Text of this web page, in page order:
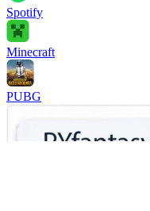
Spotify
Minecraft
PUBG